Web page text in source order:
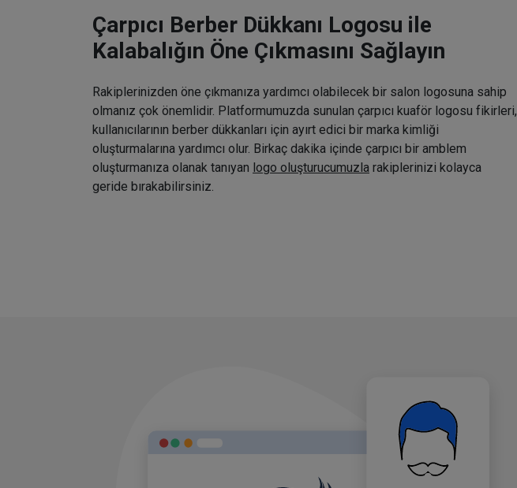
Çarpıcı Berber Dükkanı Logosu ile
Kalabalığın Öne Çıkmasını Sağlayın
Rakiplerinizden öne çıkmanıza yardımcı olabilecek bir salon logosuna sahip
olmanız çok önemlidir. Platformumuzda sunulan çarpıcı kuaför logosu fikirleri,
kullanıcılarının berber dükkanları için ayırt edici bir marka kimliği
oluşturmalarına yardımcı olur. Birkaç dakika içinde çarpıcı bir amblem
oluşturmanıza olanak tanıyan logo oluşturucumuzla rakiplerinizi kolayca
geride bırakabilirsiniz.